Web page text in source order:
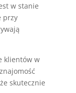
w stanie
przy
klientów w
skutecznie